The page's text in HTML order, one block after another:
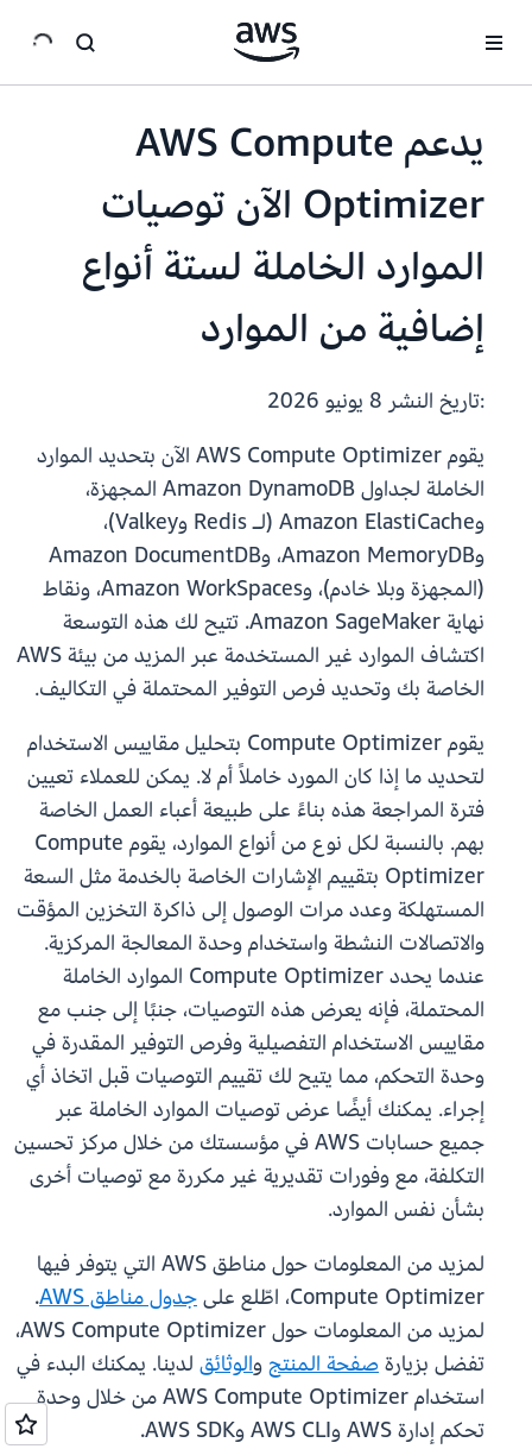
يدعم AWS Compute
Optimizer الآن توصيات
الموارد الخاملة لستة أنواع
إضافية من الموارد
:تاريخ النشر
يقوم AWS Compute Optimizer الآن بتحديد الموارد
الخاملة لجداول Amazon DynamoDB المجهزة،
وAmazon ElastiCache (لـ Redis وValkey)،
وAmazon MemoryDB، وAmazon DocumentDB
(المجهزة وبلا خادم)، وAmazon WorkSpaces، ونقاط
نهاية Amazon SageMaker. تتيح لك هذه التوسعة
اكتشاف الموارد غير المستخدمة عبر المزيد من بيئة AWS
الخاصة بك وتحديد فرص التوفير المحتملة في التكاليف.
يقوم Compute Optimizer بتحليل مقاييس الاستخدام
لتحديد ما إذا كان المورد خاملاً أم لا. يمكن للعملاء تعيين
فترة المراجعة هذه بناءً على طبيعة أعباء العمل الخاصة
بهم. بالنسبة لكل نوع من أنواع الموارد، يقوم Compute
Optimizer بتقييم الإشارات الخاصة بالخدمة مثل السعة
المستهلكة وعدد مرات الوصول إلى ذاكرة التخزين المؤقت
والاتصالات النشطة واستخدام وحدة المعالجة المركزية.
عندما يحدد Compute Optimizer الموارد الخاملة
المحتملة، فإنه يعرض هذه التوصيات، جنبًا إلى جنب مع
مقاييس الاستخدام التفصيلية وفرص التوفير المقدرة في
وحدة التحكم، مما يتيح لك تقييم التوصيات قبل اتخاذ أي
إجراء. يمكنك أيضًا عرض توصيات الموارد الخاملة عبر
جميع حسابات AWS في مؤسستك من خلال مركز تحسين
التكلفة، مع وفورات تقديرية غير مكررة مع توصيات أخرى
بشأن نفس الموارد.
لمزيد من المعلومات حول مناطق AWS التي يتوفر فيها
Compute Optimizer، اطّلع على
جدول مناطق AWS
.
لمزيد من المعلومات حول AWS Compute Optimizer،
تفضل بزيارةصفحة المنتجوالوثائق لدينا. يمكنك البدء في
استخدام AWS Compute Optimizer من خلال وحدة
تحكم إدارة AWS وAWS CLI وAWS SDK.